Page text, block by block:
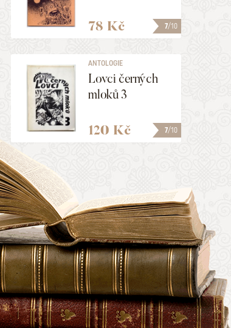
7/10
78 Kč
7/10
ANTOLOGIE
Lovci černých
mloků 3
120 Kč